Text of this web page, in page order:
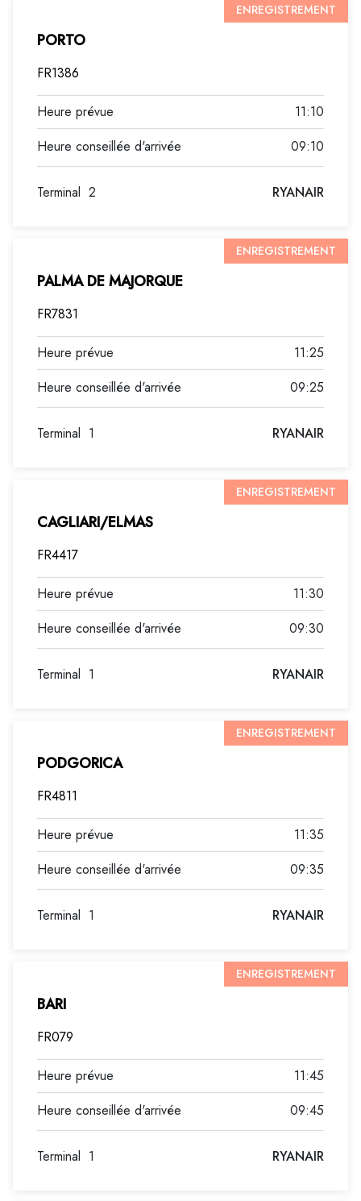
FR1386
RYANAIR
PORTO
ENREGISTREMENT
11:10
09:10
Terminal 2
FR7831
RYANAIR
PALMA DE MAJORQUE
ENREGISTREMENT
11:25
09:25
Terminal 1
FR4417
RYANAIR
CAGLIARI/ELMAS
ENREGISTREMENT
11:30
09:30
Terminal 1
FR4811
RYANAIR
PODGORICA
ENREGISTREMENT
11:35
09:35
Terminal 1
FR079
RYANAIR
BARI
ENREGISTREMENT
11:45
09:45
Terminal 1